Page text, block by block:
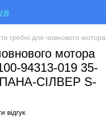
гребні для човнового мотора
мотора
94313-019 35-
ПАНА-СІЛВЕР S-
відгук